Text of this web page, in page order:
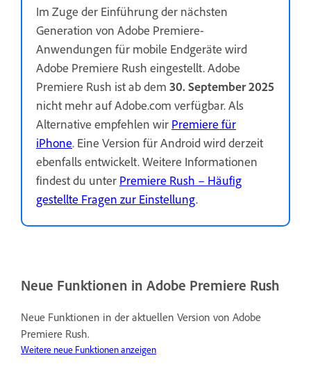
Im Zuge der Einführung der nächsten
Generation von Adobe Premiere-
Anwendungen für mobile Endgeräte wird
Adobe Premiere Rush eingestellt. Adobe
Premiere Rush ist ab dem 30. September 2025
nicht mehr auf Adobe.com verfügbar. Als
Alternative empfehlen wir Premiere für
iPhone. Eine Version für Android wird derzeit
ebenfalls entwickelt. Weitere Informationen
findest du unter Premiere Rush – Häufig
gestellte Fragen zur Einstellung.
Neue Funktionen in Adobe Premiere Rush
Neue Funktionen in der aktuellen Version von Adobe
Premiere Rush.
Weitere neue Funktionen anzeigen